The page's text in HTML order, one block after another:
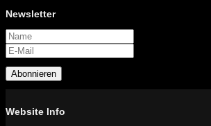
Newsletter
Abonnieren
Website Info